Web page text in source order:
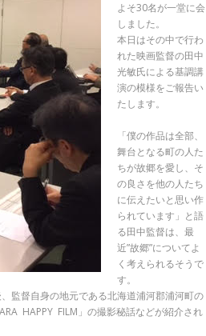
よそ30名が一堂に会
しました。
本日はその中で行わ
れた映画監督の田中
光敏氏による基調講
演の模様をご報告い
たします。
「僕の作品は全部、
舞台となる町の人た
ちが故郷を愛し、そ
の良さを他の人たち
に伝えたいと思い作
られています」と語
る田中監督は、最
近”故郷”についてよ
く考えられるそうで
す。
監督自身の地元である北海道浦河郡浦河町の
HAPPY FILM」の撮影秘話などが紹介され